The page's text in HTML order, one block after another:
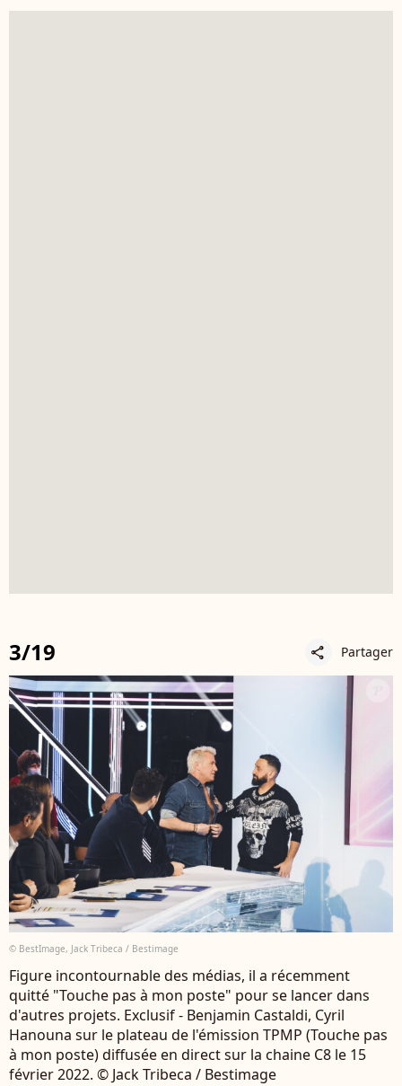
3/19 share Partager
© BestImage, Jack Tribeca / Bestimage
Figure incontournable des médias, il a récemment
quitté "Touche pas à mon poste" pour se lancer dans
d'autres projets. Exclusif - Benjamin Castaldi, Cyril
Hanouna sur le plateau de l'émission TPMP (Touche pas
à mon poste) diffusée en direct sur la chaine C8 le 15
février 2022. © Jack Tribeca / Bestimage